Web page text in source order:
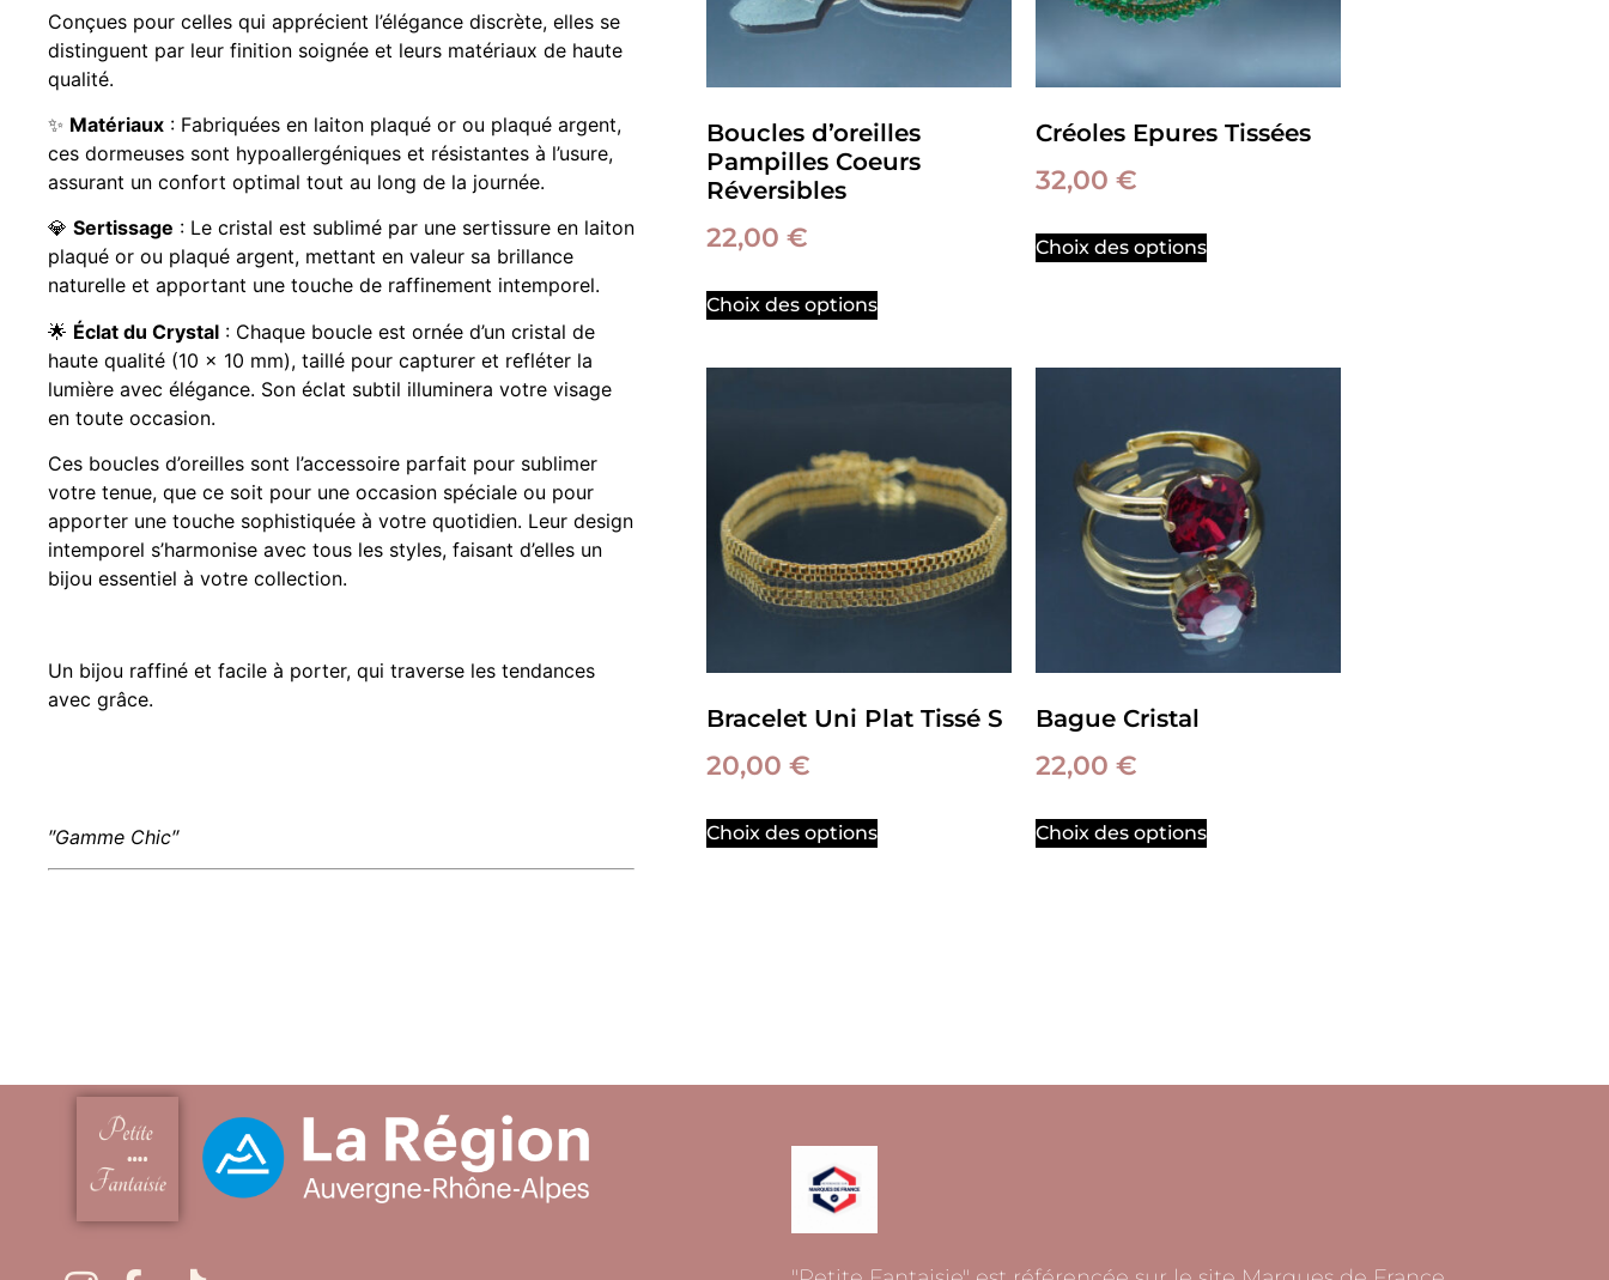
Conçues pour celles qui apprécient l’élégance discrète, elles se
distinguent par leur finition soignée et leurs matériaux de haute
qualité.
✨ Matériaux : Fabriquées en laiton plaqué or ou plaqué argent,
ces dormeuses sont hypoallergéniques et résistantes à l’usure,
assurant un confort optimal tout au long de la journée.
💎 Sertissage : Le cristal est sublimé par une sertissure en laiton
plaqué or ou plaqué argent, mettant en valeur sa brillance
naturelle et apportant une touche de raffinement intemporel.
🌟 Éclat du Crystal : Chaque boucle est ornée d’un cristal de
haute qualité (10 x 10 mm), taillé pour capturer et refléter la
lumière avec élégance. Son éclat subtil illuminera votre visage
en toute occasion.
Ces boucles d’oreilles sont l’accessoire parfait pour sublimer
votre tenue, que ce soit pour une occasion spéciale ou pour
apporter une touche sophistiquée à votre quotidien. Leur design
intemporel s’harmonise avec tous les styles, faisant d’elles un
bijou essentiel à votre collection.
Un bijou raffiné et facile à porter, qui traverse les tendances
avec grâce.
″Gamme Chic″
Boucles d’oreilles
Pampilles Coeurs
Réversibles
22,00 €
Choix des options
Créoles Epures Tissées
32,00 €
Choix des options
Bracelet Uni Plat Tissé S
20,00 €
Choix des options
Bague Cristal
22,00 €
Choix des options